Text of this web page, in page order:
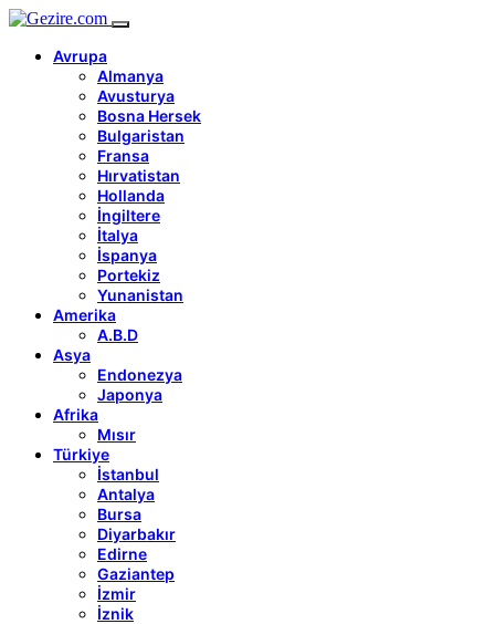
Avrupa
Almanya
Avusturya
Bosna Hersek
Bulgaristan
Fransa
Hırvatistan
Hollanda
İngiltere
İtalya
İspanya
Portekiz
Yunanistan
Amerika
A.B.D
Asya
Endonezya
Japonya
Afrika
Mısır
Türkiye
İstanbul
Antalya
Bursa
Diyarbakır
Edirne
Gaziantep
İzmir
İznik